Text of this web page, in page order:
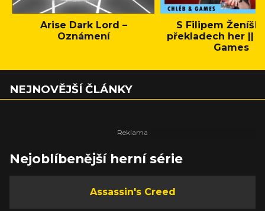
Arise Dark Lord –
Oznámení
S Filipem
překladech her ||
Games
NEJNOVĚJŠÍ ČLÁNKY
Nejoblíbenější herní série
Assassin's Creed